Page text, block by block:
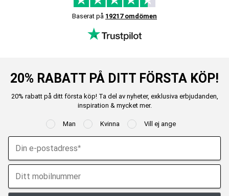
Baserat på 19217 omdömen
20% RABATT PÅ DITT FÖRSTA KÖP!
20% rabatt på ditt första köp! Ta del av nyheter, exklusiva erbjudanden,
inspiration & mycket mer.
Man Kvinna Vill ej ange